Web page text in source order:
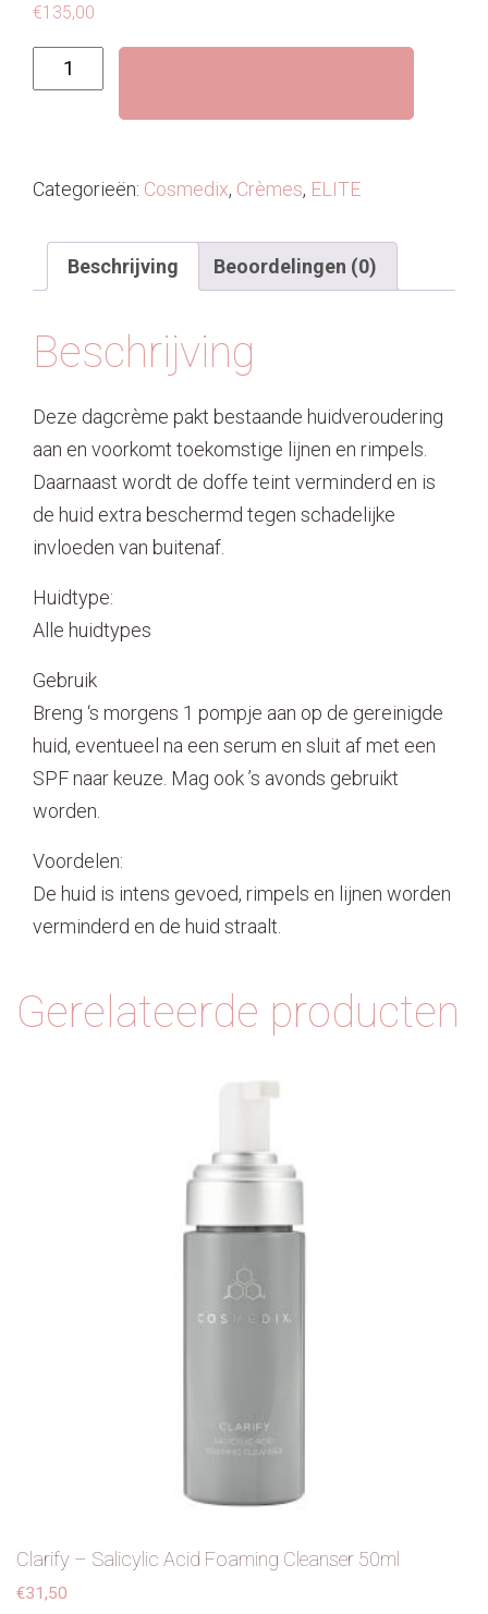
€135,00
A
Categorieën: Cosmedix, Crèmes, ELITE
Beschrijving Beoordelingen (0)
Beschrijving
Deze dagcrème pakt bestaande huidveroudering
aan en voorkomt toekomstige lijnen en rimpels.
Daarnaast wordt de doffe teint verminderd en is
de huid extra beschermd tegen schadelijke
invloeden van buitenaf.
Huidtype:
Alle huidtypes
Gebruik
Breng ‘s morgens 1 pompje aan op de gereinigde
huid, eventueel na een serum en sluit af met een
SPF naar keuze. Mag ook ’s avonds gebruikt
worden.
Voordelen:
De huid is intens gevoed, rimpels en lijnen worden
verminderd en de huid straalt.
Gerelateerde producten
Clarify – Salicylic Acid Foaming Cleanser 50ml
€31,50